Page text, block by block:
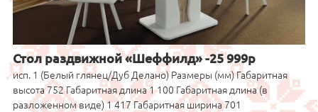
Стол раздвижной «Шеффилд» -25 999р
исп. 1 (Белый глянец/Дуб Делано) Размеры (мм) Габаритная
высота 752 Габаритная длина 1 100 Габаритная длина (в
разложенном виде) 1 417 Габаритная ширина 701